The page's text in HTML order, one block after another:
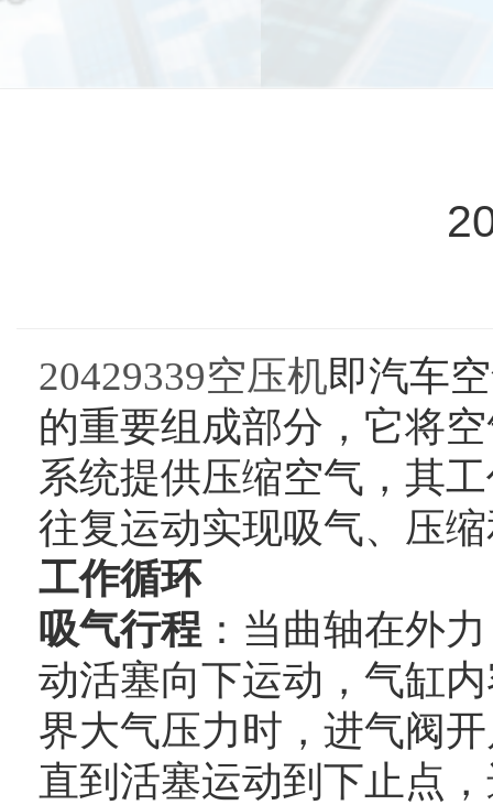
20429339空压机即汽车
的重要组成部分，它将
系统提供压缩空气，其
往复运动实现吸气、压
工作循环
吸气行程 ：当曲轴在外
动活塞向下运动，气缸
界大气压力时，进气阀
直到活塞运动到下止点